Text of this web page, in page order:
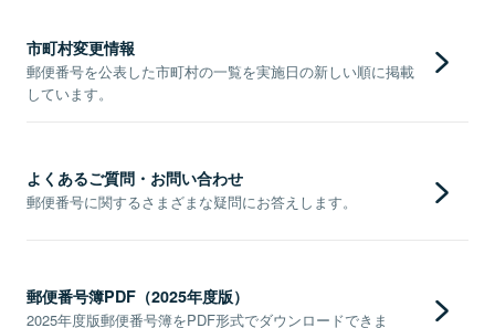
市町村変更情報
郵便番号を公表した市町村の一覧を実施日の新しい順に掲載
しています。
よくあるご質問・お問い合わせ
郵便番号に関するさまざまな疑問にお答えします。
郵便番号簿PDF（2025年度版）
2025年度版郵便番号簿をPDF形式でダウンロードできま